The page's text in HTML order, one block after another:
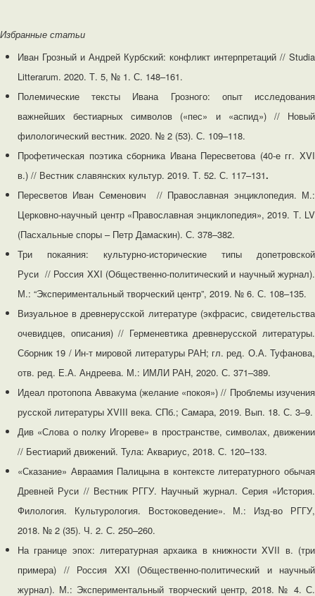
Избранные статьи
Иван Грозный и Андрей Курбский: конфликт интерпретаций // Studia
Litterarum. 2020. Т. 5, № 1. С. 148–161.
Полемические тексты Ивана Грозного: опыт исследования
важнейших бестиарных символов («пес» и «аспид») // Новый
филологический вестник. 2020. № 2 (53). С. 109–118.
Профетическая поэтика сборника Ивана Пересветова (40-е гг. XVI
в.) // Вестник славянских культур. 2019. Т. 52. С. 117–131.
Пересветов Иван Семенович // Православная энциклопедия. М.:
Церковно-научный центр «Православная энциклопедия», 2019. Т. LV
(Пасхальные споры – Петр Дамаскин). С. 378–382.
Три покаяния: культурно-исторические типы допетровской
Руси // Россия XXI (Общественно-политический и научный журнал).
М.: “Экспериментальный творческий центр”, 2019. № 6. С. 108–135.
Визуальное в древнерусской литературе (экфрасис, свидетельства
очевидцев, описания) // Герменевтика древнерусской литературы.
Сборник 19 / Ин-т мировой литературы РАН; гл. ред. О.А. Туфанова,
отв. ред. Е.А. Андреева. М.: ИМЛИ РАН, 2020. С. 371–389.
Идеал протопопа Аввакума (желание «покоя») // Проблемы изучения
русской литературы XVIII века. СПб.; Самара, 2019. Вып. 18. С. 3–9.
Див «Слова о полку Игореве» в пространстве, символах, движении
// Бестиарий движений. Тула: Аквариус, 2018. С. 120–133.
«Сказание» Авраамия Палицына в контексте литературного обычая
Древней Руси // Вестник РГГУ. Научный журнал. Серия «История.
Филология. Культурология. Востоковедение». М.: Изд-во РГГУ,
2018. № 2 (35). Ч. 2. С. 250–260.
На границе эпох: литературная архаика в книжности XVII в. (три
примера) // Россия XXI (Общественно-политический и научный
журнал). М.: Экспериментальный творческий центр, 2018. № 4. С.